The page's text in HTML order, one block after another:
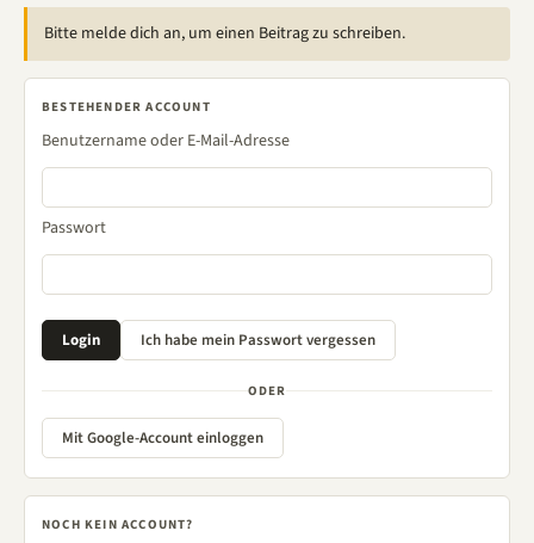
Bitte melde dich an, um einen Beitrag zu schreiben.
BESTEHENDER ACCOUNT
Benutzername oder E-Mail-Adresse
Passwort
ODER
Mit Google-Account einloggen
NOCH KEIN ACCOUNT?